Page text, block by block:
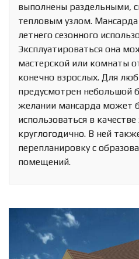
выполнены раздельными,
тепловым узлом.
летнего сезонного
Эксплуатироваться она
мастерской или комнаты
конечно взрослых. Для
предусмотрен небольшой
желании мансарда может
использоваться в
круглогодично. В ней
перепланировку с
помещений.